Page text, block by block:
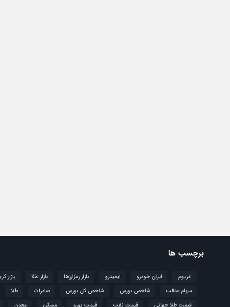
برچسب ها
اتریوم ایران خودرو ایمیدرو بازار رمزارزها بازار طلا بازار
سهام عدالت
شاخص بورس شاخص کل بورس صادرات طلا
قیمت طلا جهانی
قیمت نفت قیمت یورو مسکن معدن